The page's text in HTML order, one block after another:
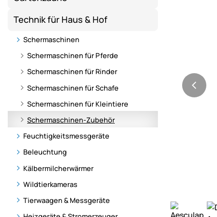
Technik für Haus & Hof
Schermaschinen
Schermaschinen für Pferde
Schermaschinen für Rinder
Schermaschinen für Schafe
Schermaschinen für Kleintiere
Schermaschinen-Zubehör
Feuchtigkeitsmessgeräte
Beleuchtung
Kälbermilcherwärmer
Wildtierkameras
Tierwaagen & Messgeräte